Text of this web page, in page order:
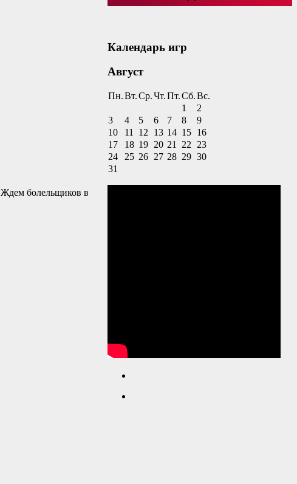
Ждем болельщиков в
Календарь игр
Август
Пн.Вт.Ср.Чт.Пт.Сб.Вс.
1
2
3
4 5 6 7 8
9
10
11 12 13 14 15 16
17
18 19 20 21 22
23
24
25 26 27 28 29 30
31